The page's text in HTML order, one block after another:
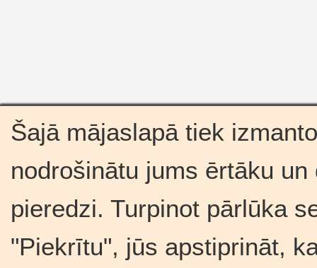
Šajā mājaslapā tiek
nodrošinātu jums ērtāku
pieredzi. Turpinot pārlūka
"Piekrītu", jūs apstiprināt,